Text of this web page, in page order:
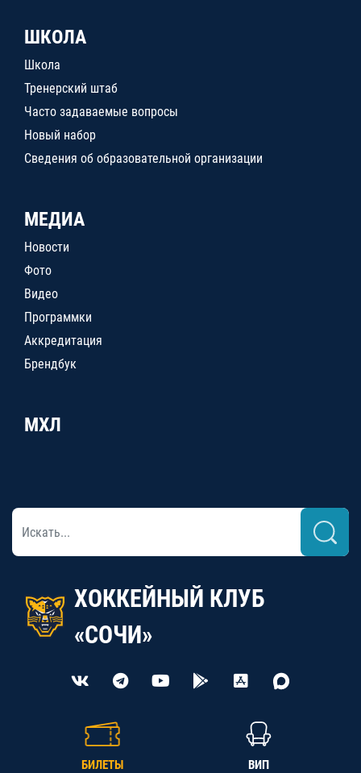
ШКОЛА
Школа
Тренерский штаб
Часто задаваемые вопросы
Новый набор
Сведения об образовательной организации
МЕДИА
Новости
Фото
Видео
Программки
Аккредитация
Брендбук
МХЛ
ХОККЕЙНЫЙ КЛУБ
«СОЧИ»
БИЛЕТЫ ВИП